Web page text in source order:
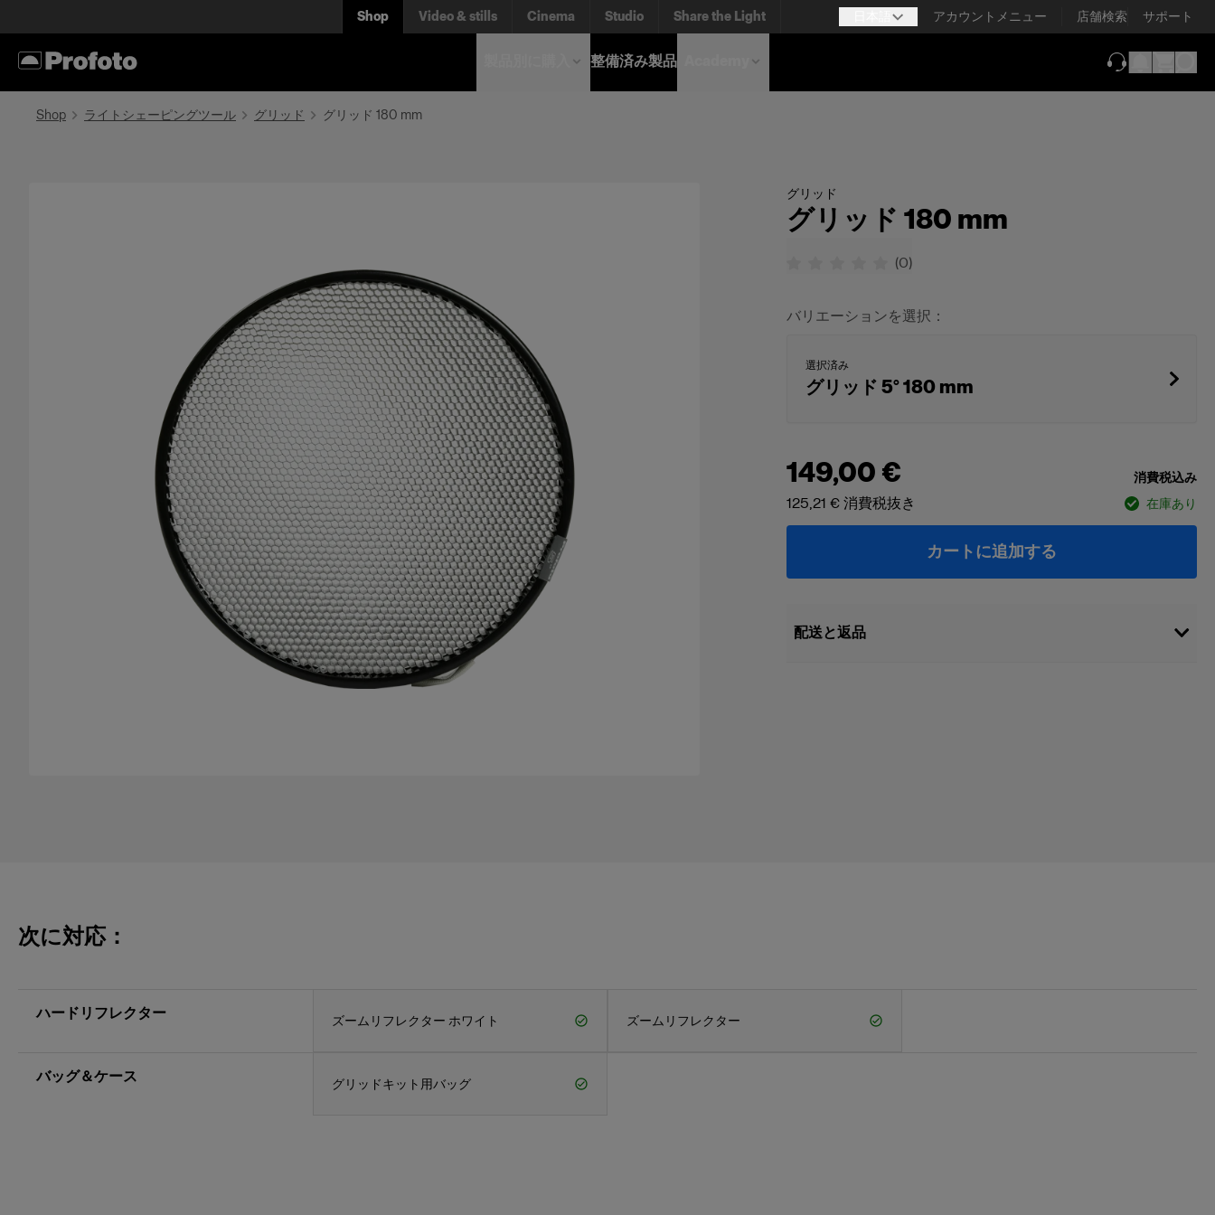
Shop Video & stills Cinema Studio Share the Light アカウントメニュー 店舗検索 サポート
整備済み製品
Shop ライトシェーピングツール グリッド グリッド 180 mm
グリッド
グリッド 180 mm
(0)
バリエーションを選択：
選択済み
グリッド 5° 180 mm
149,00 € 消費税込み
125,21 € 消費税抜き 在庫あり
カートに追加する
配送と返品
次に対応：
ハードリフレクター ズームリフレクター ホワイト ズームリフレクター
バッグ＆ケース グリッドキット用バッグ